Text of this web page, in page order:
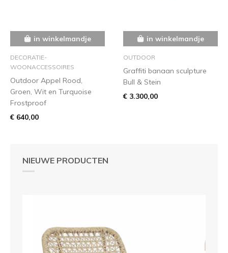
NIEUWE PRODUCTEN
in winkelmandje
DECORATIE-
WOONACCESSOIRES
Outdoor Appel Rood,
Groen, Wit en Turquoise
Frostproof
€ 640,00
in winkelmandje
OUTDOOR
Graffiti banaan sculpture
Bull & Stein
€ 3.300,00